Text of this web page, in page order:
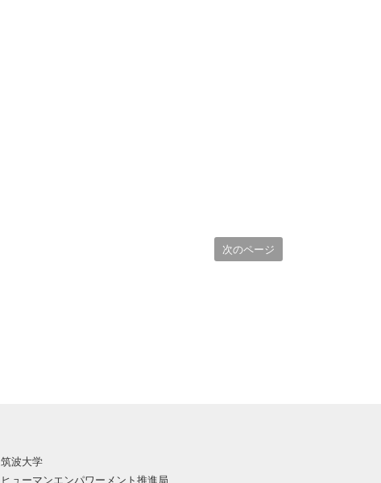
次のページ
筑波大学
ヒューマンエンパワーメント推進局